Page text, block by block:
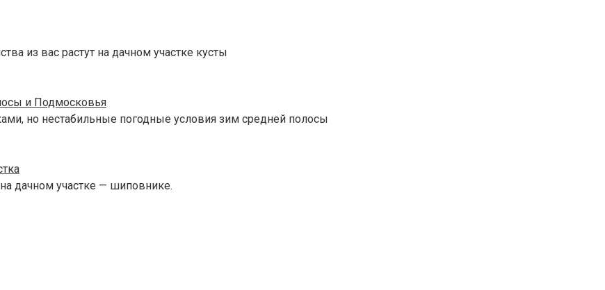
из вас растут на дачном участке кусты
и Подмосковья
но нестабильные погодные условия зим средней полосы
дачном участке — шиповнике.